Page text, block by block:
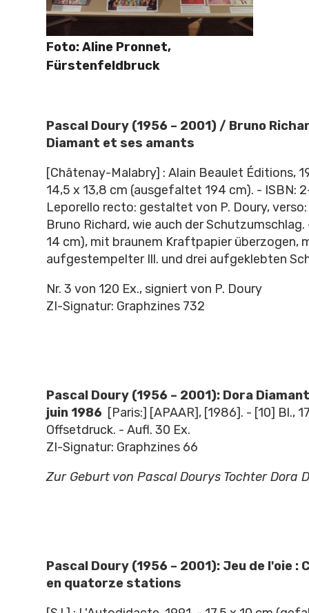
Foto: Aline Pronnet,
Fürstenfeldbruck
Pascal Doury (1956 – 2001) / Bruno
Diamant et ses amants
[Châtenay-Malabry] : Alain Beaulet Éditions,
14,5 x 13,8 cm (ausgefaltet 194 cm). - ISBN:
Leporello recto: gestaltet von P. Doury,
Bruno Richard, wie auch der Schutzumschlag.
14 cm), mit braunem Kraftpapier überzogen,
aufgestempelter Ill. und drei aufgeklebten
Nr. 3 von 120 Ex., signiert von P. Doury
ZI-Signatur: Graphzines 732
Pascal Doury (1956 – 2001): Dora
juin 1986[Paris:] [APAAR], [1986]. - [10] Bl.,
Offsetdruck. - Aufl. 30 Ex.
ZI-Signatur: Graphzines 66
Zur Geburt von Pascal Dourys Tochter Dora
Pascal Doury (1956 – 2001): Jeu de l'oie :
en quatorze stations